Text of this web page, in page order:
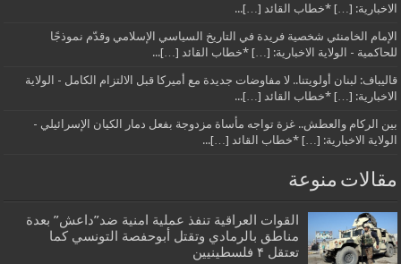
الاخبارية: […] *خطاب القائد […]...
الإمام الخامنئي شخصية فريدة في التاريخ السياسي الإسلامي وقدّم نموذجًا
للحاكمية - الولاية الاخبارية: […] *خطاب القائد […]...
قاليباف: لبنان أولويتنا.. لا مفاوضات جديدة مع أميركا قبل الالتزام الكامل - الولاية
الاخبارية: […] *خطاب القائد […]...
بين الركام والعطش.. غزة تواجه مأساة مزدوجة بفعل دمار الكيان الإسرائيلي -
الولاية الاخبارية: […] *خطاب القائد […]...
مقالات منوعة
القوات العراقية تنفذ عملية امنية ضد”داعش” بعدة
مناطق بالرمادي وتقتل أبوحفصة التونسي كما
تعتقل ۴ فلسطينيين